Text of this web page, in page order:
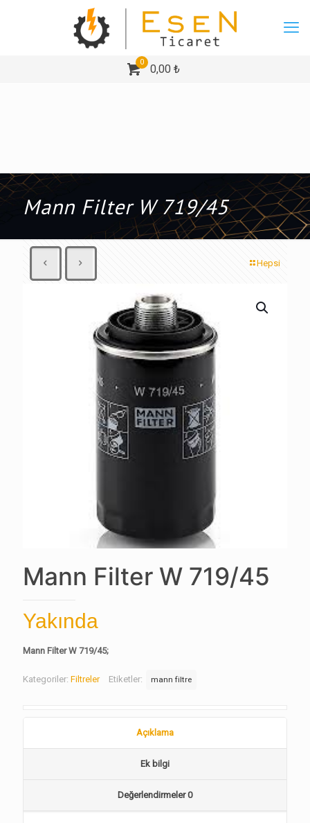
0
0,00 ₺
Mann Filter W 719/45
Hepsi
Mann Filter W 719/45
Yakında
Mann Filter W 719/45;
Kategoriler: Filtreler Etiketler: mann filtre
Açıklama
Ek bilgi
Değerlendirmeler0